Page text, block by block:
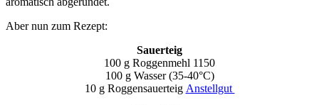
Aber nun zum Rezept:
Sauerteig
100 g Roggenmehl 1150
100 g Wasser (35-40°C)
10 g Roggensauerteig Anstellgut